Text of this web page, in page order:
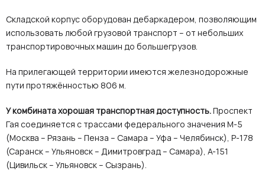
Складской корпус оборудован дебаркадером, позволяющим
использовать любой грузовой транспорт – от небольших
транспортировочных машин до большегрузов.
На прилегающей территории имеются железнодорожные
пути протяжённостью 806 м.
У комбината хорошая транспортная доступность.Проспект
Гая соединяется с трассами федерального значения М-5
(Москва – Рязань – Пенза – Самара – Уфа – Челябинск), Р-178
(Саранск – Ульяновск – Димитровград – Самара), А-151
(Цивильск – Ульяновск – Сызрань).